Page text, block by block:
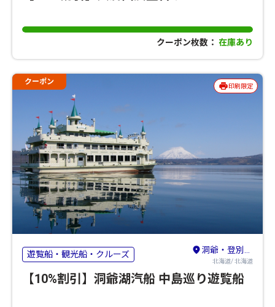
クーポン枚数： 在庫あり
クーポン 印刷限定
遊覧船・観光船・クルーズ 洞爺・登別・苫小牧・室蘭
北海道/ 北海道
【10%割引】洞爺湖汽船 中島巡り遊覧船